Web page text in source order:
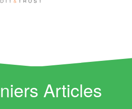
Articles